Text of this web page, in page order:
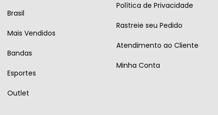
Brasil
Mais Vendidos
Bandas
Esportes
Outlet
Política de Privacidade
Rastreie seu Pedido
Atendimento ao Cliente
Minha Conta